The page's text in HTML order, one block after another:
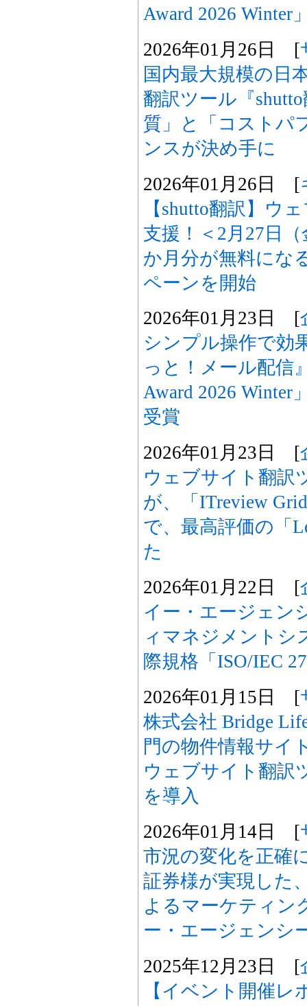
Award 2026 Winter
2026年01月26日 [
国内最大規模の日
翻訳ツール『
質」と「コストパ
ンスが決め手に
2026年01月26日 [
【shutto翻訳】ウ
支援！＜2月27日
か月分が無料にな
ペーンを開始
2026年01月23日 [
シンプル操作で効
っと！メール配信
Award 2026 Winter
受賞
2026年01月23日 [
ウェブサイト翻訳
が、「ITreview
で、最高評価の「
た
2026年01月22日 [
イー・エージェン
ィマネジメントシ
際規格「ISO/IEC
2026年01月15日 [
株式会社 Bridge
門の物件情報サイ
ウェブサイト翻訳
を導入
2026年01月14日 [
市況の変化を正確
証券様が実現した
よるマーケティン
ー・エージェンシ
2025年12月23日 [
【イベント開催レ